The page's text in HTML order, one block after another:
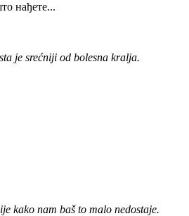
нађете...
je srećniji od bolesna kralja.
kako nam baš to malo nedostaje.